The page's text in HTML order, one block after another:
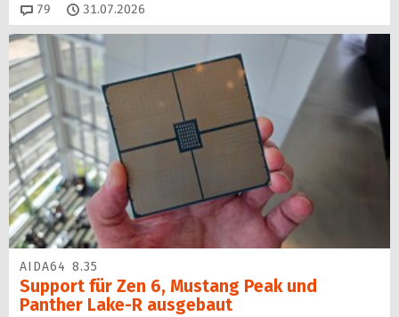
79 Kommentare
31.07.2026
AIDA64 8.35
Support für Zen 6, Mustang Peak und
Panther Lake-R ausgebaut